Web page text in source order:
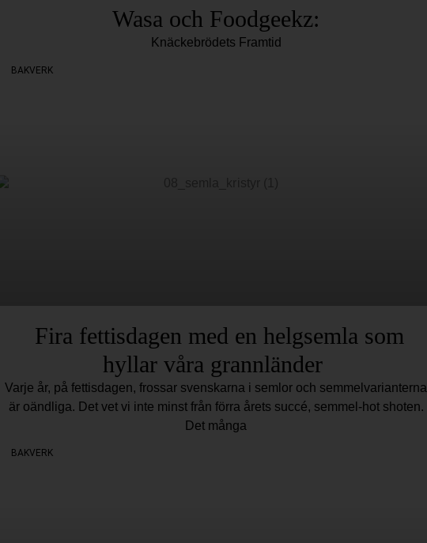
Wasa och Foodgeekz:
Knäckebrödets Framtid
BAKVERK
Fira fettisdagen med en helgsemla som
hyllar våra grannländer
Varje år, på fettisdagen, frossar svenskarna i semlor och semmelvarianterna
är oändliga. Det vet vi inte minst från förra årets succé, semmel-hot shoten.
Det många
BAKVERK